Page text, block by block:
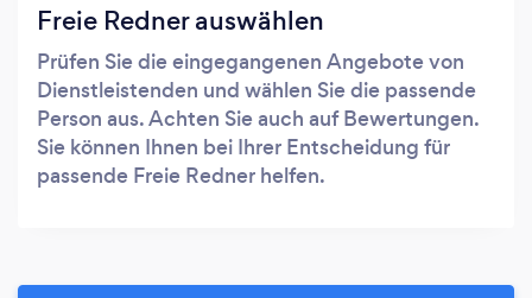
Freie Redner auswählen
Prüfen Sie die eingegangenen Angebote von
Dienstleistenden und wählen Sie die passende
Person aus. Achten Sie auch auf Bewertungen.
Sie können Ihnen bei Ihrer Entscheidung für
passende Freie Redner helfen.